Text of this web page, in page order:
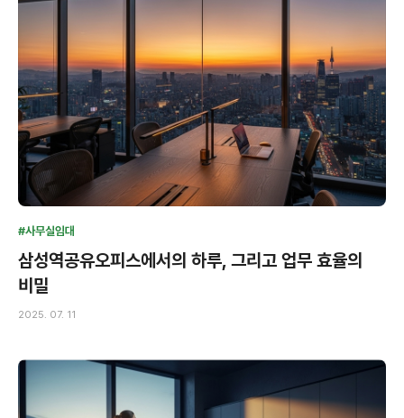
#사무실임대
삼성역공유오피스에서의 하루, 그리고 업무 효율의
비밀
2025. 07. 11